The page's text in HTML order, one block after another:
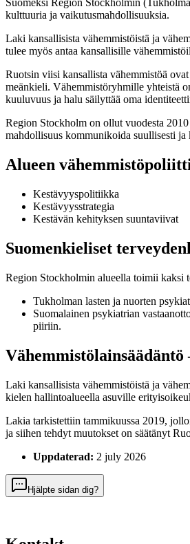
Suomeksi Region Stockholmin
kulttuuria ja vaikutusmahdollisuuksia.
Laki kansallisista vähemmistöistä ja
tulee myös antaa kansallisille
Ruotsin viisi kansallista vähemmistöä
meänkieli. Vähemmistöryhmille yhteistä
kuuluvuus ja halu säilyttää oma
Region Stockholm on ollut vuodesta
mahdollisuus kommunikoida suullisesti ja
Alueen
Kestävyyspolitiikka
Kestävyysstrategia
Kestävän kehityksen suuntaviivat
Suomenkieliset
Region Stockholmin alueella toimii kaksi
Tukholman lasten ja nuorten
Suomalainen psykiatrian
piiriin.
Vähemmistölainsäädäntö
Laki kansallisista vähemmistöistä ja
kielen hallintoalueella asuville
Lakia tarkistettiin tammikuussa 2019,
ja siihen tehdyt muutokset on säätänyt
Uppdaterad: 2 july 2026
Hjälpte sidan dig?